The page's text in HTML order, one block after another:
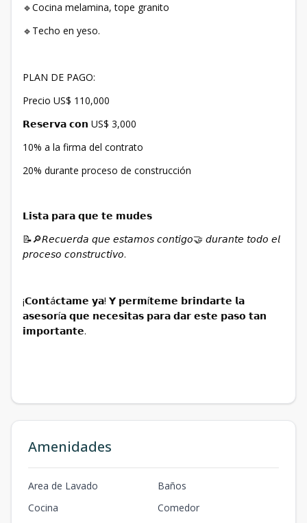
🔹Cocina melamina, tope granito⁣
🔹Techo en yeso. ⁣
PLAN DE PAGO:
Precio US$ 110,000
𝗥𝗲𝘀𝗲𝗿𝘃𝗮 𝗰𝗼𝗻 US$ 3,000
10% a la firma del contrato
20% durante proceso de construcción
𝗟𝗶𝘀𝘁𝗮 𝗽𝗮𝗿𝗮 𝗾𝘂𝗲 𝘁𝗲 𝗺𝘂𝗱𝗲𝘀
📝🔎𝘙𝘦𝘤𝘶𝘦𝘳𝘥𝘢 𝘲𝘶𝘦 𝘦𝘴𝘵𝘢𝘮𝘰𝘴 𝘤𝘰𝘯𝘵𝘪𝘨𝘰🤝 𝘥𝘶𝘳𝘢𝘯𝘵𝘦 𝘵𝘰𝘥𝘰 𝘦𝘭
𝘱𝘳𝘰𝘤𝘦𝘴𝘰 𝘤𝘰𝘯𝘴𝘵𝘳𝘶𝘤𝘵𝘪𝘷𝘰.⁣⁣⁣⁣⁣⁣⁣⁣⁣
¡𝗖𝗼𝗻𝘁á𝗰𝘁𝗮𝗺𝗲 𝘆𝗮! 𝗬 𝗽𝗲𝗿𝗺í𝘁𝗲𝗺𝗲 𝗯𝗿𝗶𝗻𝗱𝗮𝗿𝘁𝗲 𝗹𝗮
𝗮𝘀𝗲𝘀𝗼𝗿í𝗮 𝗾𝘂𝗲 𝗻𝗲𝗰𝗲𝘀𝗶𝘁𝗮𝘀 𝗽𝗮𝗿𝗮 𝗱𝗮𝗿 𝗲𝘀𝘁𝗲 𝗽𝗮𝘀𝗼 𝘁𝗮𝗻
𝗶𝗺𝗽𝗼𝗿𝘁𝗮𝗻𝘁𝗲. ⁣⁣⁣⁣⁣⁣⁣⁣⁣
Amenidades
Area de Lavado
Baños
Cocina
Comedor